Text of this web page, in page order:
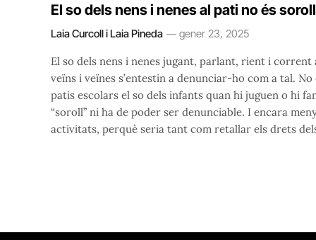
El so dels nens i nenes al pati no és soroll
Laia Curcoll i Laia Pineda gener 23, 2025
El so dels nens i nenes jugant, parlant, rient i corrent
veïns i veïnes s’entestin a denunciar-ho com a tal.
patis escolars el so dels infants quan hi juguen o hi
“soroll” ni ha de poder ser denunciable. I encara
activitats, perquè seria tant com retallar els drets